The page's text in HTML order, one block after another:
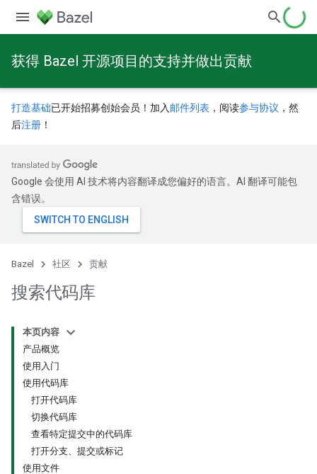
获得 Bazel 开源项目的支持并做出贡献
打造基础已开始招募创始会员！加入 邮件列表 ，阅读参与协议 ，然
后注册 ！
Google 会使用 AI 技术将内容翻译成您偏好的语言。AI 翻译可能包
含错误。
Bazel 社区 贡献
搜索代码库
本页内容
产品概览
使用入门
使用代码库
打开代码库
切换代码库
查看特定提交中的代码库
打开分支、提交或标记
使用文件